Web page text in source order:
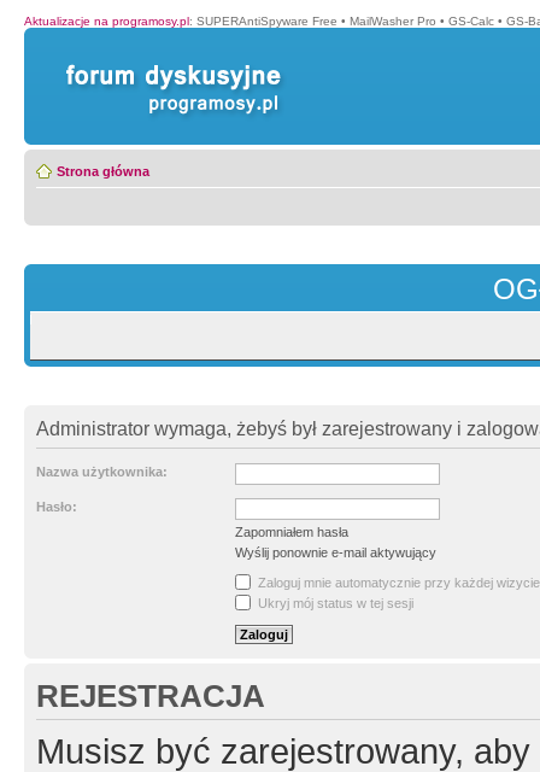
Aktualizacje na programosy.pl: SUPERAntiSpyware Free • MailWasher Pro • GS-Calc • GS-
Strona główna
Administrator wymaga, żebyś był zarejestrowany i
Nazwa użytkownika:
Hasło:
Zapomniałem hasła
Wyślij ponownie e-mail aktywujący
Zaloguj mnie automatycznie przy każdej wizycie
Ukryj mój status w tej sesji
REJESTRACJA
Musisz być zarejestrowany,